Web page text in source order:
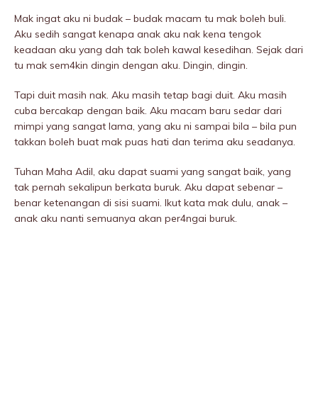
Mak ingat aku ni budak – budak macam tu mak boleh buIi.
Aku sedih sangat kenapa anak aku nak kena tengok
keadaan aku yang dah tak boleh kawal kesedihan. Sejak dari
tu mak sem4kin dingin dengan aku. Dingin, dingin.
Tapi duit masih nak. Aku masih tetap bagi duit. Aku masih
cuba bercakap dengan baik. Aku macam baru sedar dari
mimpi yang sangat lama, yang aku ni sampai bila – bila pun
takkan boleh buat mak puas hati dan terima aku seadanya.
Tuhan Maha Adil, aku dapat suami yang sangat baik, yang
tak pernah sekalipun berkata buruk. Aku dapat sebenar –
benar ketenangan di sisi suami. Ikut kata mak dulu, anak –
anak aku nanti semuanya akan per4ngai buruk.